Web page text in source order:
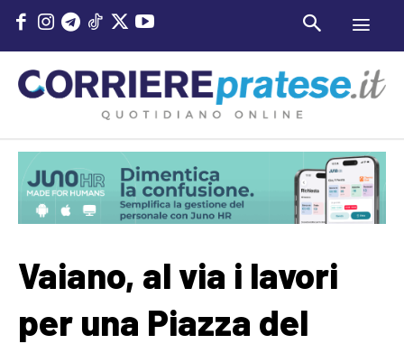
Vaiano, al via i lavori
per una Piazza del